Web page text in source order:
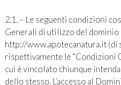
2.1. – Le seguenti condizioni
Generali di utilizzo del dominio
http://www.apotecanatura.it (di
rispettivamente le “Condizioni
cui è vincolato chiunque
dello stesso. L’accesso al